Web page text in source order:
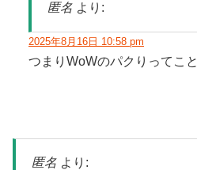
匿名 より:
2025年8月16日 10:58 pm
つまりWoWのパクりってこと
匿名 より: